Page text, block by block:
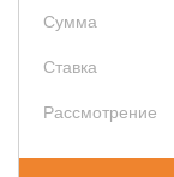
Сумма
Ставка
Рассмотрение